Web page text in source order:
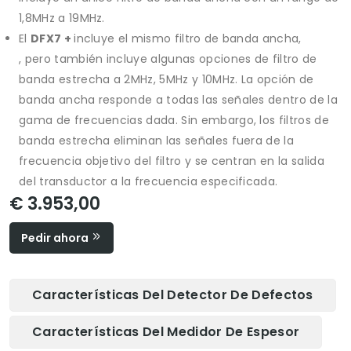
1,8MHz a 19MHz.
El DFX7 +incluye el mismo filtro de banda ancha,
, pero también incluye algunas opciones de filtro de
banda estrecha a 2MHz, 5MHz y 10MHz. La opción de
banda ancha responde a todas las señales dentro de la
gama de frecuencias dada. Sin embargo, los filtros de
banda estrecha eliminan las señales fuera de la
frecuencia objetivo del filtro y se centran en la salida
del transductor a la frecuencia especificada.
€ 3.953,00
Pedir ahora
Características Del Detector De Defectos
Características Del Medidor De Espesor